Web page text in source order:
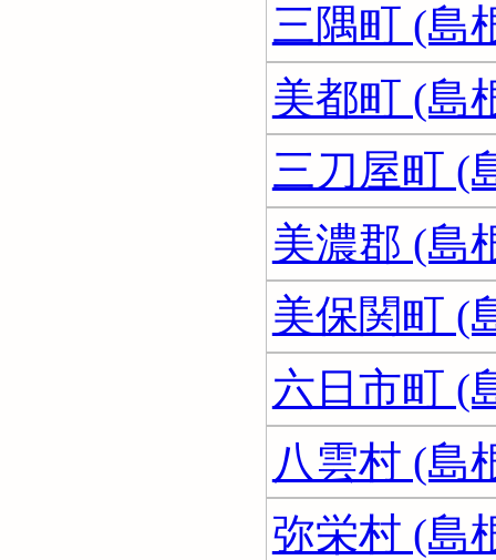
三隅町 (島
美都町 (島
三刀屋町 (
美濃郡 (島
美保関町 (
六日市町 (
八雲村 (島
弥栄村 (島